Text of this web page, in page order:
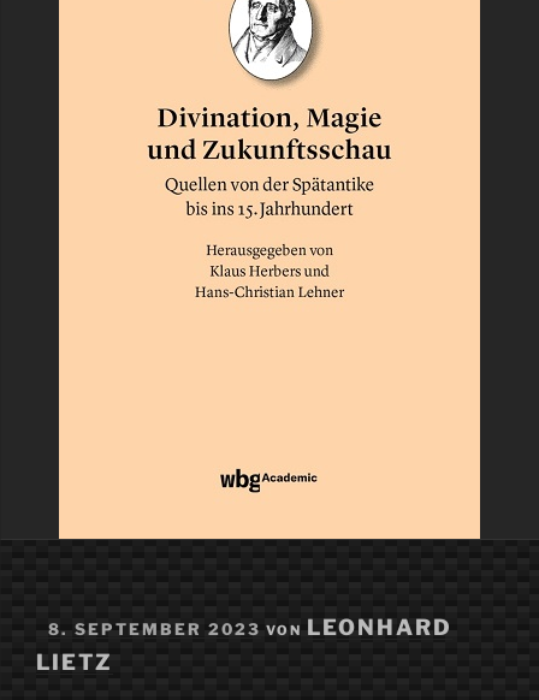
AM
8. SEPTEMBER 2023 VON LEONHARD
LIETZ